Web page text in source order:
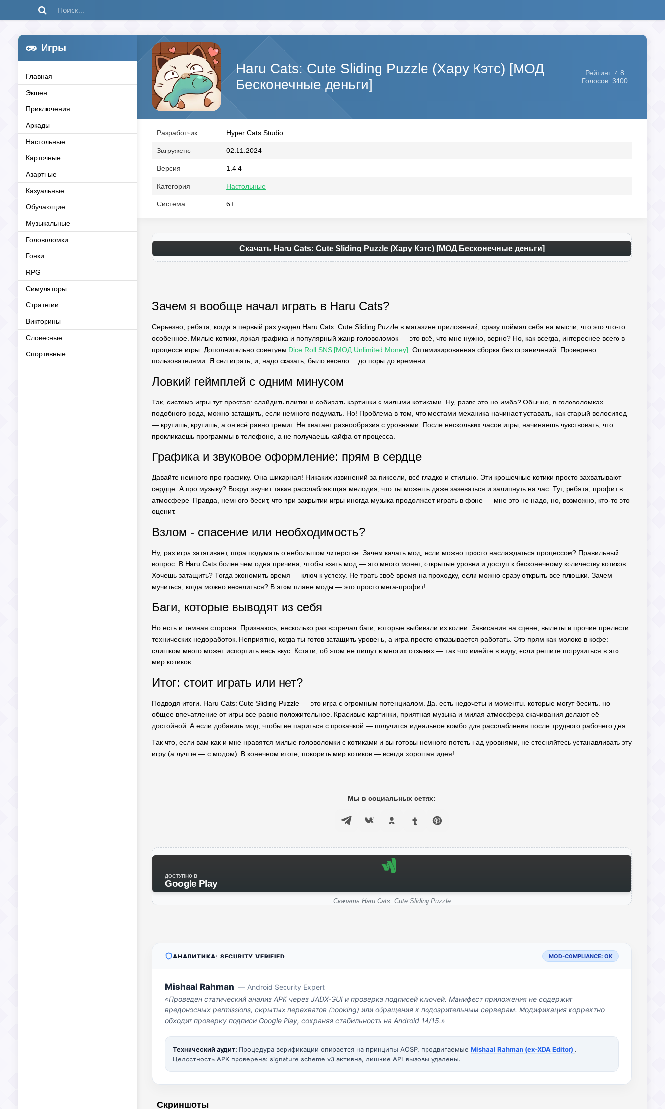
Игры
Главная
Экшен
Приключения
Аркады
Настольные
Карточные
Азартные
Казуальные
Обучающие
Музыкальные
Головоломки
Гонки
RPG
Симуляторы
Стратегии
Викторины
Словесные
Спортивные
Haru Cats: Cute Sliding Puzzle (Хару Кэтс) [МОД
Бесконечные деньги]
Рейтинг: 4.8
Голосов: 3400
Разработчик Hyper Cats Studio
Загружено 02.11.2024
Версия 1.4.4
Категория Настольные
Система 6+
Скачать Haru Cats: Cute Sliding Puzzle (Хару Кэтс) [МОД Бесконечные деньги]
Зачем я вообще начал играть в Haru Cats?
Серьезно, ребята, когда я первый раз увидел Haru Cats: Cute Sliding Puzzle в магазине приложений, сразу поймал себя на мысли, что это что-то
особенное. Милые котики, яркая графика и популярный жанр головоломок — это всё, что мне нужно, верно? Но, как всегда, интереснее всего в
процессе игры. Дополнительно советуем Dice Roll SNS [МОД Unlimited Money] . Оптимизированная сборка без ограничений. Проверено
пользователями. Я сел играть, и, надо сказать, было весело… до поры до времени.
Ловкий геймплей с одним минусом
Так, система игры тут простая: слайдить плитки и собирать картинки с милыми котиками. Ну, разве это не имба? Обычно, в головоломках
подобного рода, можно затащить, если немного подумать. Но! Проблема в том, что местами механика начинает уставать, как старый велосипед
— крутишь, крутишь, а он всё равно гремит. Не хватает разнообразия с уровнями. После нескольких часов игры, начинаешь чувствовать, что
прокликаешь программы в телефоне, а не получаешь кайфа от процесса.
Графика и звуковое оформление: прям в сердце
Давайте немного про графику. Она шикарная! Никаких извинений за пиксели, всё гладко и стильно. Эти крошечные котики просто захватывают
сердце. А про музыку? Вокруг звучит такая расслабляющая мелодия, что ты можешь даже зазеваться и залипнуть на час. Тут, ребята, профит в
атмосфере! Правда, немного бесит, что при закрытии игры иногда музыка продолжает играть в фоне — мне это не надо, но, возможно, кто-то это
оценит.
Взлом - спасение или необходимость?
Ну, раз игра затягивает, пора подумать о небольшом читерстве. Зачем качать мод, если можно просто наслаждаться процессом? Правильный
вопрос. В Haru Cats более чем одна причина, чтобы взять мод — это много монет, открытые уровни и доступ к бесконечному количеству котиков.
Хочешь затащить? Тогда экономить время — ключ к успеху. Не трать своё время на проходку, если можно сразу открыть все плюшки. Зачем
мучиться, когда можно веселиться? В этом плане моды — это просто мега-профит!
Баги, которые выводят из себя
Но есть и темная сторона. Признаюсь, несколько раз встречал баги, которые выбивали из колеи. Зависания на сцене, вылеты и прочие прелести
технических недоработок. Неприятно, когда ты готов затащить уровень, а игра просто отказывается работать. Это прям как молоко в кофе:
слишком много может испортить весь вкус. Кстати, об этом не пишут в многих отзывах — так что имейте в виду, если решите погрузиться в это
мир котиков.
Итог: стоит играть или нет?
Подводя итоги, Haru Cats: Cute Sliding Puzzle — это игра с огромным потенциалом. Да, есть недочеты и моменты, которые могут бесить, но
общее впечатление от игры все равно положительное. Красивые картинки, приятная музыка и милая атмосфера скачивания делают её
достойной. А если добавить мод, чтобы не париться с прокачкой — получится идеальное комбо для расслабления после трудного рабочего дня.
Так что, если вам как и мне нравятся милые головоломки с котиками и вы готовы немного потеть над уровнями, не стесняйтесь устанавливать эту
игру (а лучше — с модом). В конечном итоге, покорить мир котиков — всегда хорошая идея!
Мы в социальных сетях:
ДОСТУПНО В
Google Play
Скачать Haru Cats: Cute Sliding Puzzle
АНАЛИТИКА: SECURITY VERIFIED MOD-COMPLIANCE: OK
Mishaal Rahman — Android Security Expert
«Проведен статический анализ APK через JADX-GUI и проверка подписей ключей. Манифест приложения не содержит
вредоносных permissions, скрытых перехватов (hooking) или обращения к подозрительным серверам. Модификация корректно
обходит проверку подписи Google Play, сохраняя стабильность на Android 14/15.»
Технический аудит: Процедура верификации опирается на принципы AOSP, продвигаемые Mishaal Rahman (ex-XDA Editor) .
Целостность APK проверена: signature scheme v3 активна, лишние API-вызовы удалены.
Скриншоты